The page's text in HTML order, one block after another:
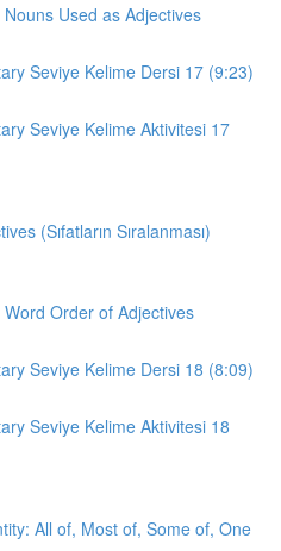
Used as Adjectives
Seviye Kelime Dersi 17 (9:23)
Seviye Kelime Aktivitesi 17
(Sıfatların Sıralanması)
Order of Adjectives
Seviye Kelime Dersi 18 (8:09)
Seviye Kelime Aktivitesi 18
All of, Most of, Some of, One